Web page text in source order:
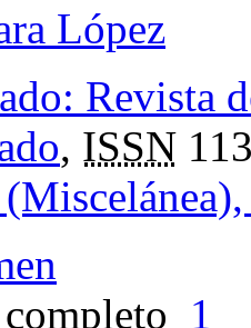
López
Revista
, ISSN
1